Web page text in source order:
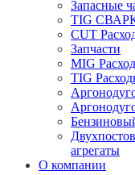
Запасные
TIG
CUT
Запчасти
MIG
TIG
агрегаты
О компании